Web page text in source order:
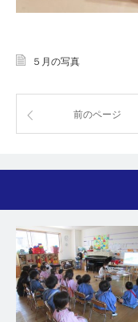
５月の写真
前のページ